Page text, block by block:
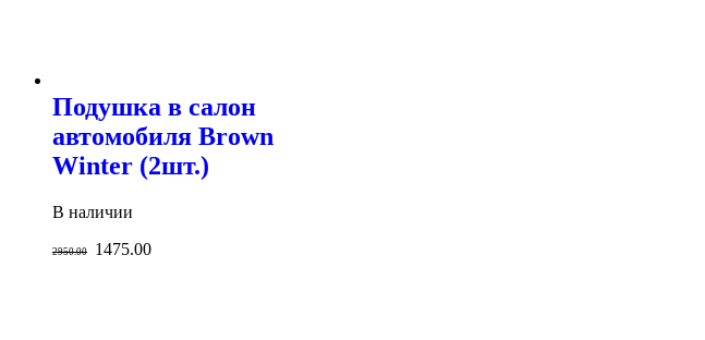
Подушка в салон
автомобиля Brown
Winter (2шт.)
В наличии
2950.00 1475.00